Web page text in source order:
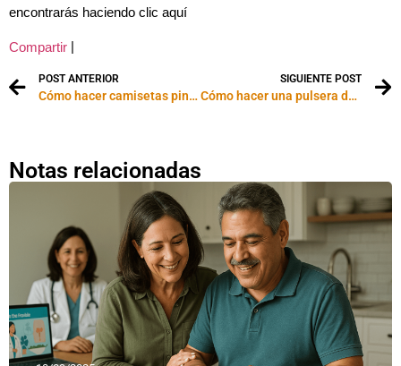
encontrarás haciendo clic aquí
Compartir |
POST ANTERIOR
Cómo hacer camisetas pintadas
SIGUIENTE POST
Cómo hacer una pulsera decenario en bisutería
Notas relacionadas